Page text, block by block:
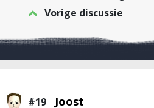
Vorige discussie
#19 Joost